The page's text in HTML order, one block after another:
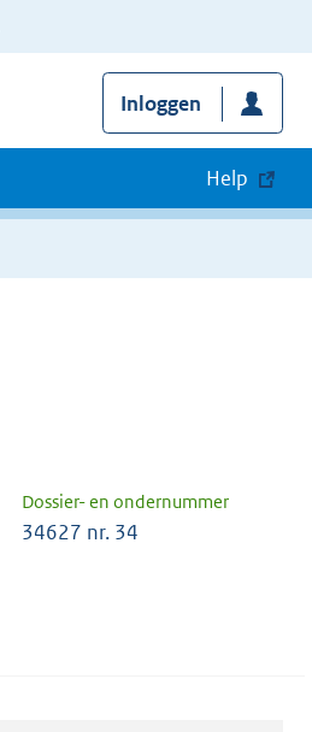
Inloggen
Help
Dossier- en ondernummer
34627 nr. 34